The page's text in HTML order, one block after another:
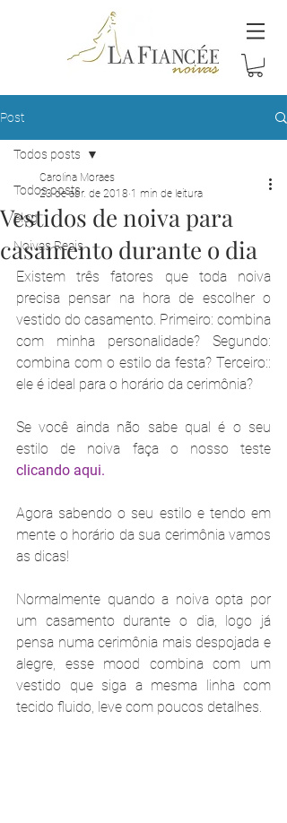
Post
Todos posts
Blog
Noivas Reais
Todos posts
Vestidos de noiva para
casamento durante o dia
Carolina Moraes
23 de abr. de 2018 1 min de leitura
Existem três fatores que toda noiva
precisa pensar na hora de escolher o
vestido do casamento. Primeiro: combina
com minha personalidade? Segundo:
combina com o estilo da festa? Terceiro::
ele é ideal para o horário da cerimônia?
Se você ainda não sabe qual é o seu
clicando aqui.
Agora sabendo o seu estilo e tendo em
mente o horário da sua cerimônia vamos
as dicas!
Normalmente quando a noiva opta por
um casamento durante o dia, logo já
pensa numa cerimônia mais despojada e
alegre, esse mood combina com um
vestido que siga a mesma linha com
tecido fluido, leve com poucos detalhes.